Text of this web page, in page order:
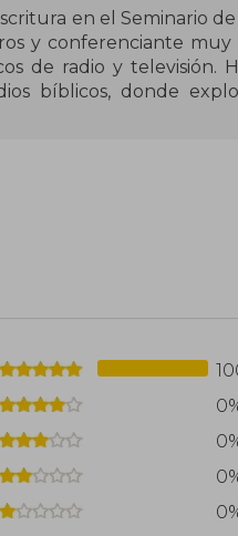
en el Seminario
y conferenciante muy
de radio y televisión.
bíblicos, donde
su esposa y sus cinco